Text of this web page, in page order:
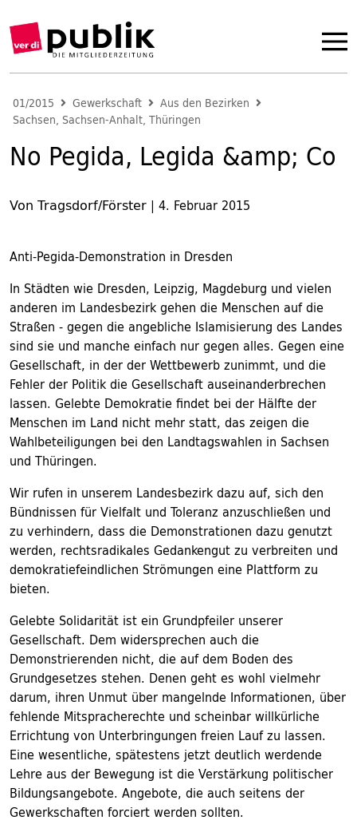
01/2015 Gewerkschaft
Aus den Bezirken
Sachsen, Sachsen-Anhalt, Thüringen
No Pegida, Legida &amp; Co
Von Tragsdorf/Förster | 4. Februar 2015
Anti-Pegida-Demonstration in Dresden
In Städten wie Dresden, Leipzig, Magdeburg und vielen
anderen im Landesbezirk gehen die Menschen auf die
Straßen - gegen die angebliche Islamisierung des Landes
sind sie und manche einfach nur gegen alles. Gegen eine
Gesellschaft, in der der Wettbewerb zunimmt, und die
Fehler der Politik die Gesellschaft auseinanderbrechen
lassen. Gelebte Demokratie findet bei der Hälfte der
Menschen im Land nicht mehr statt, das zeigen die
Wahlbeteiligungen bei den Landtagswahlen in Sachsen
und Thüringen.
Wir rufen in unserem Landesbezirk dazu auf, sich den
Bündnissen für Vielfalt und Toleranz anzuschließen und
zu verhindern, dass die Demonstrationen dazu genutzt
werden, rechtsradikales Gedankengut zu verbreiten und
demokratiefeindlichen Strömungen eine Plattform zu
bieten.
Gelebte Solidarität ist ein Grundpfeiler unserer
Gesellschaft. Dem widersprechen auch die
Demonstrierenden nicht, die auf dem Boden des
Grundgesetzes stehen. Denen geht es wohl vielmehr
darum, ihren Unmut über mangelnde Informationen, über
fehlende Mitspracherechte und scheinbar willkürliche
Errichtung von Unterbringungen freien Lauf zu lassen.
Eine wesentliche, spätestens jetzt deutlich werdende
Lehre aus der Bewegung ist die Verstärkung politischer
Bildungsangebote. Angebote, die auch seitens der
Gewerkschaften forciert werden sollten.